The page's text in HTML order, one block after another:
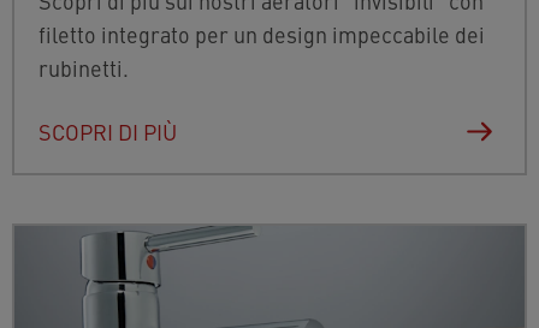
filetto integrato per un design impeccabile dei
rubinetti.
SCOPRI DI PIÙ